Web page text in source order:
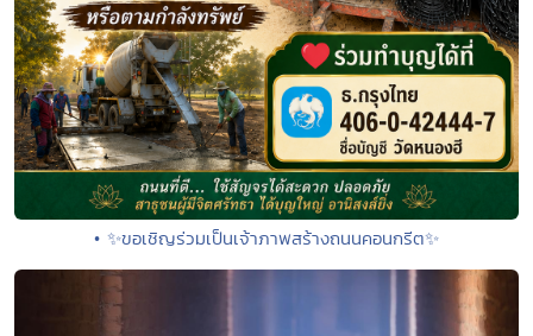
• ✨ขอเชิญร่วมเป็นเจ้าภาพสร้างถนนคอนกรีต✨